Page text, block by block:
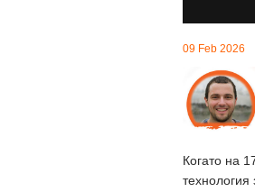
09 Feb 2026
Когато на